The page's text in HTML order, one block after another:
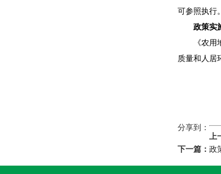
可参照执行
政策实
《农
质量和人居
分享到：
下一篇： 政